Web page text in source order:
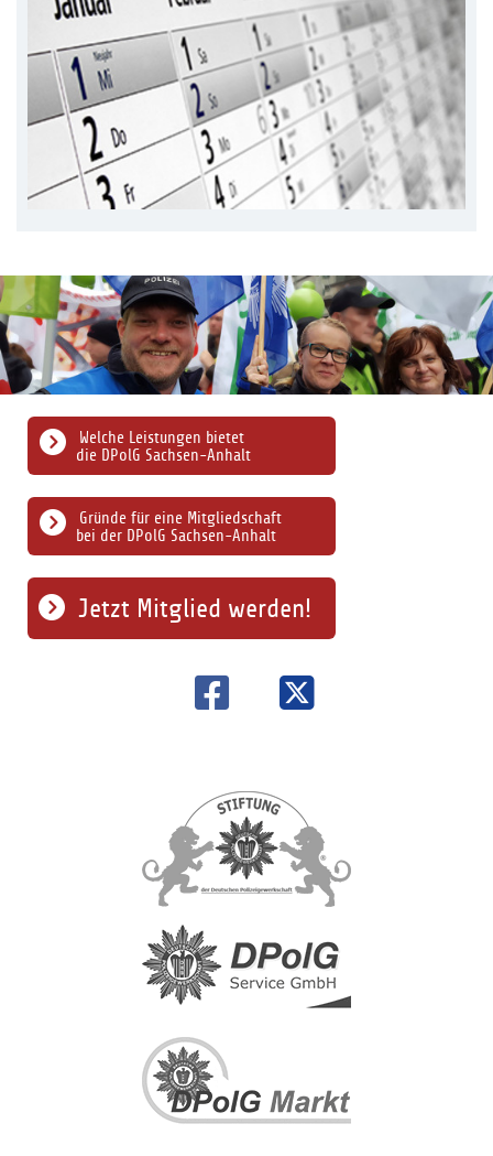
Gründe für eine Mitgliedschaft
bei der DPolG Sachsen-Anhalt
Welche Leistungen bietet
die DPolG Sachsen-Anhalt
Jetzt Mitglied werden!